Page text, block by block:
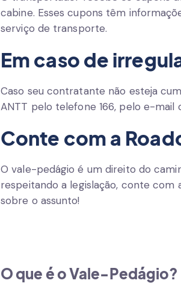
cabine. Esses cupons têm
serviço de transporte.
Em caso de
Caso seu contratante não esteja
ANTT pelo telefone 166, pelo e-mail
Conte com a
O vale-pedágio é umdireito do
respeitando a legislação, conte com
sobre o assunto!
O que é o Vale-Pedágio?